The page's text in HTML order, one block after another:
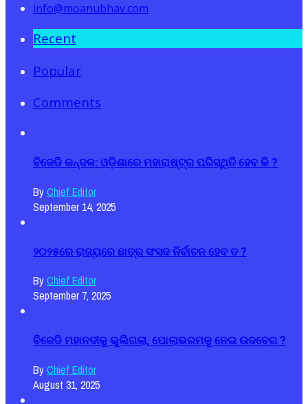
info@moanubhav.com
Recent
Popular
Comments
ବିଜେଡି କନ୍ଦଳ: ଓଡ଼ିଶାରେ ମହାରାଷ୍ଟ୍ର ପରିସ୍ଥିତି ହେବ କି ?
ByChief Editor
September 14, 2025
୨୦୨୫ରେ ରାଜ୍ୟରେ ଛାତ୍ର ସଂସଦ ନିର୍ବାଚନ ହେବ ତ ?
ByChief Editor
September 7, 2025
ବିଜେଡି ମହାନଦୀକୁ ଭୁଲିଗଲା, ପୋଲାଭରମକୁ ନେଇ ଉଦବେଗ ?
ByChief Editor
August 31, 2025